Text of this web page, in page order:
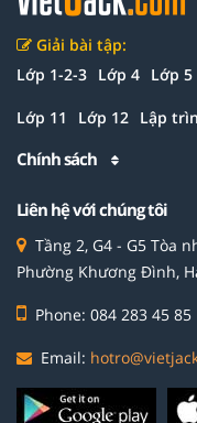
Giải bài tập:
Lớp 1-2-3 Lớp 4 Lớp 5
Lớp 11 Lớp 12 Lập
Chính sách
Liên hệ với chúng tôi
Tầng 2, G4 - G5 Tòa
Phường Khương Đình,
Phone: 084 283 45 85
Email: